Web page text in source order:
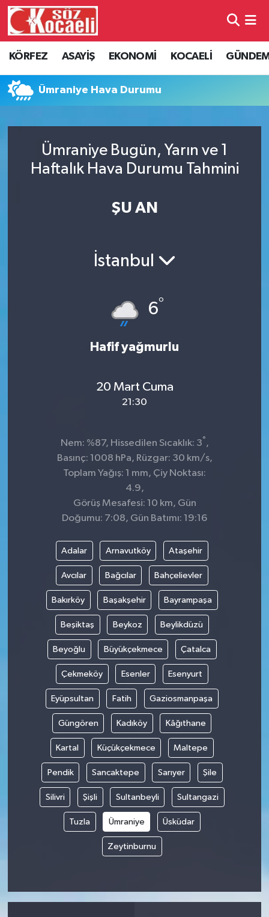
KÖRFEZ ASAYİŞ EKONOMİ KOCAELİ
Ümraniye Hava Durumu
Ümraniye Bugün, Yarın ve 1
Haftalık Hava Durumu Tahmini
ŞU AN
İstanbul
6°
Hafif yağmurlu
20 Mart Cuma
21:30
Nem: %87, Hissedilen Sıcaklık: 3° ,
Basınç: 1008 hPa, Rüzgar: 30 km/s,
Toplam Yağış: 1 mm, Çiy Noktası:
4.9,
Görüş Mesafesi: 10 km, Gün
Doğumu: 7:08, Gün Batımı: 19:16
Adalar Arnavutköy Ataşehir
Avcılar Bağcılar Bahçelievler
Bakırköy Başakşehir Bayrampaşa
Beşiktaş Beykoz Beylikdüzü
Beyoğlu Büyükçekmece Çatalca
Çekmeköy Esenler Esenyurt
Eyüpsultan Fatih Gaziosmanpaşa
Güngören Kadıköy Kâğıthane
Kartal Küçükçekmece Maltepe
Pendik Sancaktepe Sarıyer Şile
Silivri Şişli Sultanbeyli Sultangazi
Tuzla Ümraniye Üsküdar
Zeytinburnu
Kocaeli Hava Durumu
Kocaeli Namaz Vakitleri
Süper Lig Puan Durumu ve Fikstür